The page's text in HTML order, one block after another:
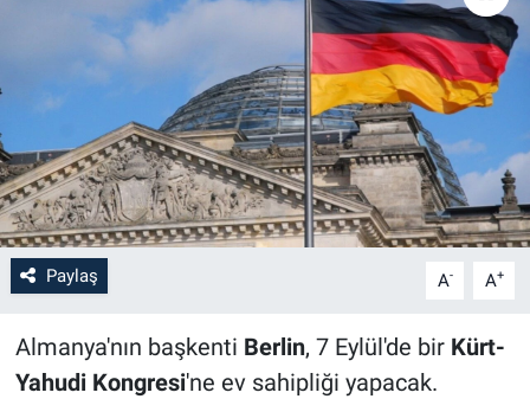
Paylaş A- A+
Almanya'nın başkenti Berlin, 7 Eylül'de bir Kürt-
Yahudi Kongresi'ne ev sahipliği yapacak.